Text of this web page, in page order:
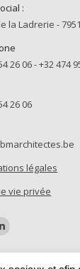
:
la Ladrerie -
26 06 - +32 474
26 06
légales
vie privée
nous sur :
LinkedIn
page